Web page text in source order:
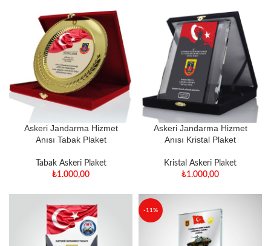
Askeri Jandarma Hizmet
Anısı Tabak Plaket
Tabak Askeri Plaket
₺1.000,00
Askeri Jandarma Hizmet
Anısı Kristal Plaket
Kristal Askeri Plaket
₺1.000,00
-11%